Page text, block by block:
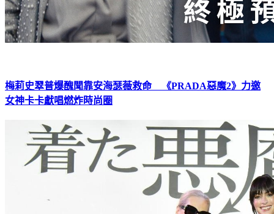
梅莉史翠普爆醜聞靠安海瑟薇救命 《PRADA惡魔2》力邀